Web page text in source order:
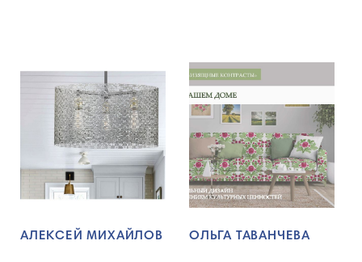
АЛЕКСЕЙ МИХАЙЛОВ ОЛЬГА ТАВАНЧЕВА